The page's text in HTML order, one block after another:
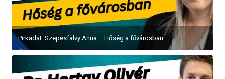
Pirkadat: Szepesfalvy Anna – Hőség a fővárosban